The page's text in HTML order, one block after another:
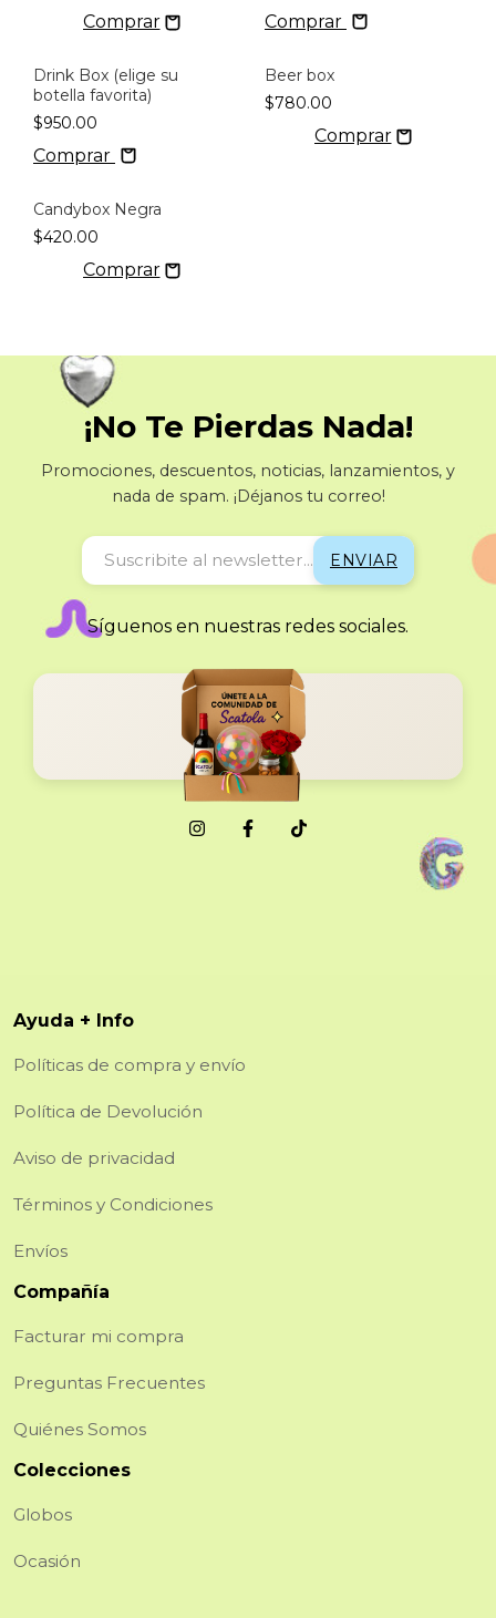
Comprar
Drink Box (elige su
botella favorita)
$950.00
Comprar
Beer box
$780.00
Candybox Negra
$420.00
¡No Te Pierdas Nada!
Promociones, descuentos, noticias, lanzamientos, y
nada de spam. ¡Déjanos tu correo!
Síguenos en nuestras redes sociales.
Ayuda + Info
Políticas de compra y envío
Política de Devolución
Aviso de privacidad
Términos y Condiciones
Envíos
Compañía
Facturar mi compra
Preguntas Frecuentes
Quiénes Somos
Colecciones
Globos
Ocasión